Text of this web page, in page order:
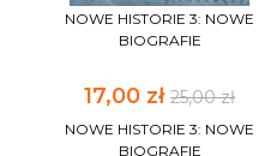
NOWE HISTORIE 3: NOWE
BIOGRAFIE
17,00 zł 25,00 zł
NOWE HISTORIE 3: NOWE
BIOGRAFIE